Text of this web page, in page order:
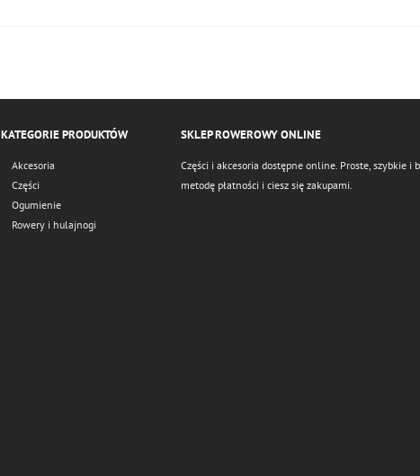
KATEGORIE PRODUKTÓW
Akcesoria
Części
Ogumienie
Rowery i hulajnogi
SKLEP ROWEROWY ONLINE
Części i akcesoria dostępne online. Proste, szybkie i
metodę płatności i ciesz się zakupami.